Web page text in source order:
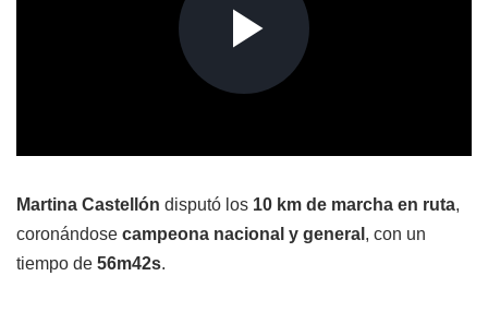
Martina Castellón disputó los 10 km de marcha en ruta,
coronándose campeona nacional y general , con un
tiempo de 56m42s.